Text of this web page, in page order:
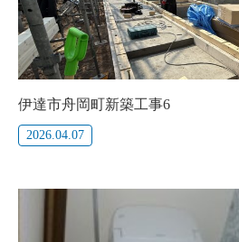
伊達市舟岡町新築工事6
2026.04.07